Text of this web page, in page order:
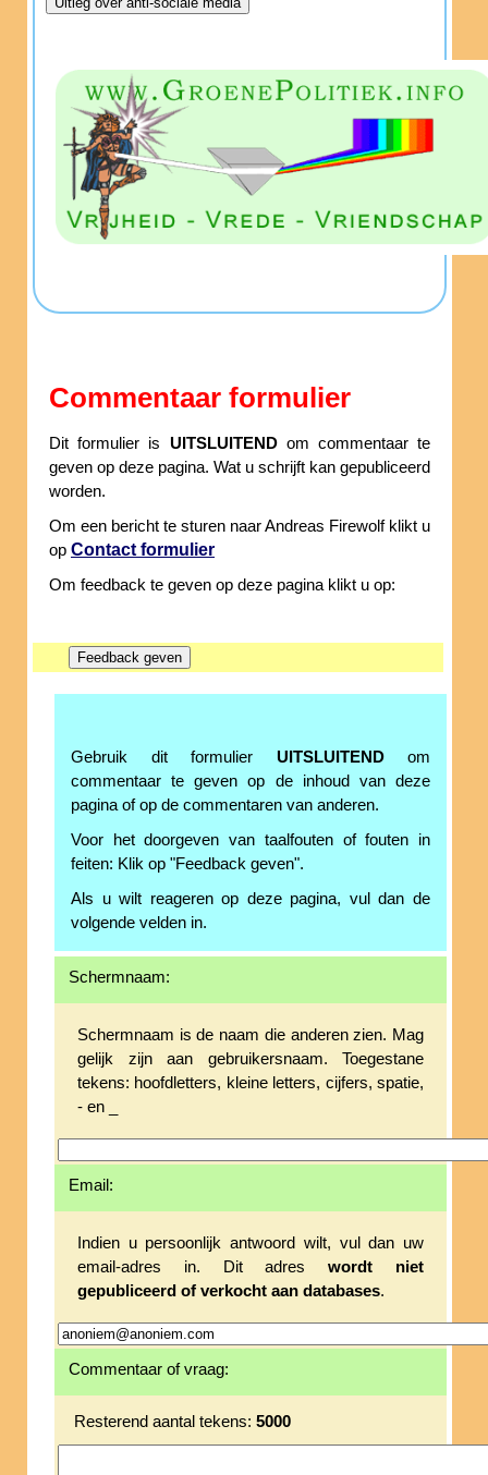
Commentaar formulier
Dit formulier is UITSLUITENDom commentaar te
geven op deze pagina. Wat u schrijft kan gepubliceerd
worden.
Om een bericht te sturen naar Andreas Firewolf klikt u
op Contact formulier
Om feedback te geven op deze pagina klikt u op:
Gebruik dit formulier UITSLUITENDom
commentaar te geven op de inhoud van deze
pagina of op de commentaren van anderen.
Voor het doorgeven van taalfouten of fouten in
feiten: Klik op "Feedback geven".
Als u wilt reageren op deze pagina, vul dan de
volgende velden in.
Schermnaam:
Schermnaam is de naam die anderen zien. Mag
gelijk zijn aan gebruikersnaam. Toegestane
tekens: hoofdletters, kleine letters, cijfers, spatie,
- en _
Email:
Indien u persoonlijk antwoord wilt, vul dan uw
email-adres in. Dit adreswordt niet
gepubliceerd of verkocht aan databases.
Commentaar of vraag:
Resterend aantal tekens: 5000